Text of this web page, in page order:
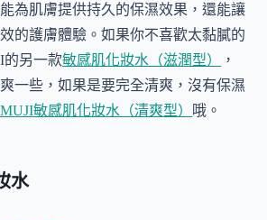
為肌膚提供持久的保濕效果，還能讓
的護膚體驗。如果你不喜歡太黏膩的
的另一款敏感肌化妝水（滋潤型）
，
一些，如果是要完全清爽，沒有保濕
MUJI敏感肌化妝水（清爽型） 哦。
水